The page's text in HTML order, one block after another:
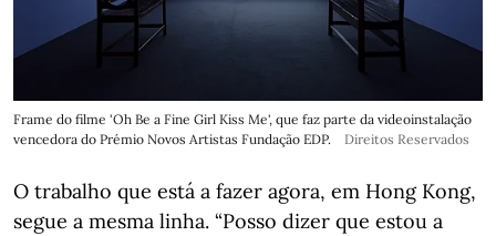
Frame do filme 'Oh Be a Fine Girl Kiss Me', que faz parte da videoinstalação
vencedora do Prémio Novos Artistas Fundação EDP.
Direitos Reservados
O trabalho que está a fazer agora, em Hong Kong,
segue a mesma linha. “Posso dizer que estou a